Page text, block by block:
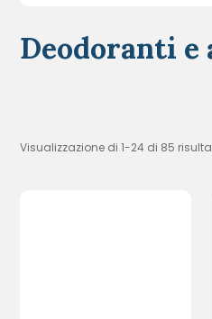
Deodoranti e
Visualizzazione di 1-24 di 85